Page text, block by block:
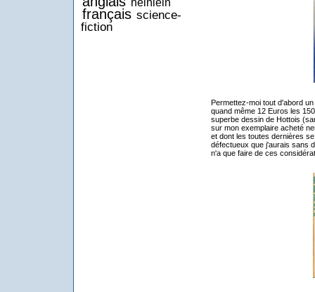
heinlein
français science-
fiction
Permettez-moi tout d'abord
quand même 12 Euros les
superbe dessin de Hottois
sur mon exemplaire acheté
et dont les toutes dernières
défectueux que j'aurais sans
n'a que faire de ces